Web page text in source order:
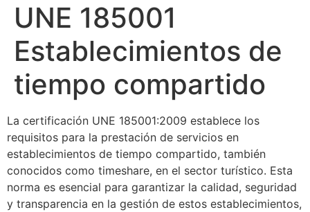
UNE 185001
Establecimientos de
tiempo compartido
La certificación UNE 185001:2009 establece los
requisitos para la prestación de servicios en
establecimientos de tiempo compartido, también
conocidos como timeshare, en el sector turístico. Esta
norma es esencial para garantizar la calidad, seguridad
y transparencia en la gestión de estos establecimientos,